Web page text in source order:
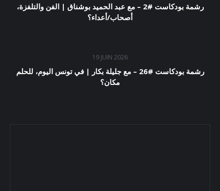
رشمة بودكاست #2 – مع عبد الحميد بوشناق | الفن والتلفزة،
أصحاب/أعداء؟
19 JUIN 2026
رشمة بودكاست #26 – مع جليلة بكار | في تونس اليوم، للحلم
مكان؟